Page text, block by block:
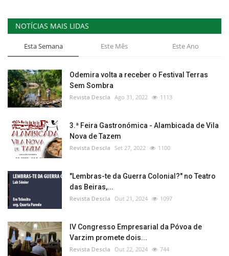
NOTÍCIAS MAIS LIDAS
Esta Semana Este Mês Este Ano
Odemira volta a receber o Festival Terras
Sem Sombra
Revista Descla Ago 31, 2022 1113
3.ª Feira Gastronómica - Alambicada de Vila
Nova de Tazem
Revista Descla Set 27, 2022 1100
"Lembras-te da Guerra Colonial?" no Teatro
das Beiras,...
Revista Descla Out 21, 2024 1097
IV Congresso Empresarial da Póvoa de
Varzim promete dois...
Revista Descla Out 22, 2024 744